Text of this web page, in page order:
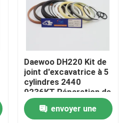
Daewoo DH220 Kit de
joint d'excavatrice à 5
cylindres 2440
9236KT Réparation de
bras
envoyer une